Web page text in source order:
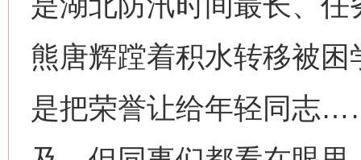
熊唐辉蹚着积水转移被
是把荣誉让给年轻同志